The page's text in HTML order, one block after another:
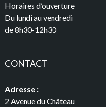
Horaires d’ouverture
Du lundi au vendredi
de 8h30-12h30
CONTACT
Adresse :
2 Avenue du Château